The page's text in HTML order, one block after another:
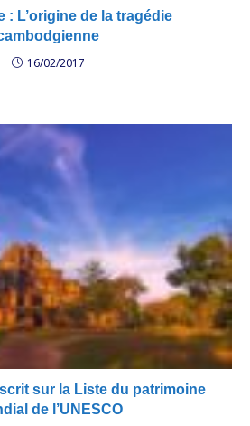
: L’origine de la tragédie
16/02/2017
sur la Liste du patrimoine
de l’UNESCO